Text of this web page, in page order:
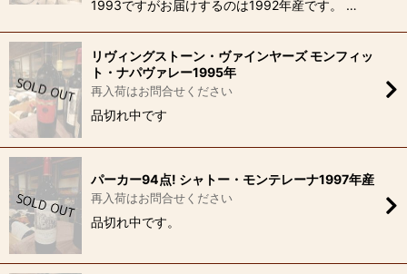
1993ですがお届けするのは1992年産です。 …
リヴィングストーン・ヴァインヤーズ モンフィッ
ト・ナパヴァレー1995年
再入荷はお問合せください
品切れ中です
パーカー94点! シャトー・モンテレーナ1997年産
再入荷はお問合せください
品切れ中です。